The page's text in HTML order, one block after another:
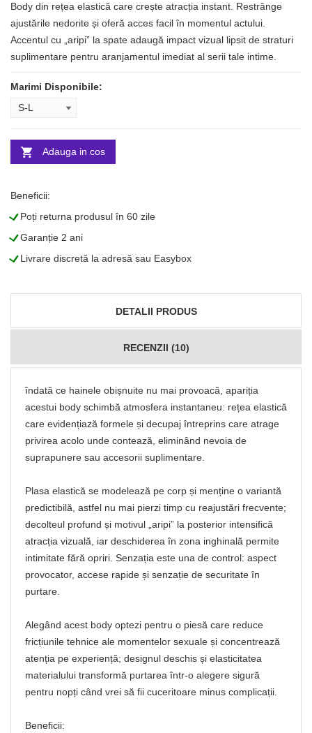
Body din rețea elastică care crește atracția instant. Restrânge
ajustările nedorite și oferă acces facil în momentul actului.
Accentul cu „aripi” la spate adaugă impact vizual lipsit de straturi
suplimentare pentru aranjamentul imediat al serii tale intime.
Marimi Disponibile:
Adauga in cos
Beneficii:
LPoți returna produsul în 60 zile
LGaranție 2 ani
LLivrare discretă la adresă sau Easybox
DETALII PRODUS
RECENZII (10)
îndată ce hainele obișnuite nu mai provoacă, apariția
acestui body schimbă atmosfera instantaneu: rețea elastică
care evidențiază formele și decupaj întreprins care atrage
privirea acolo unde contează, eliminând nevoia de
suprapunere sau accesorii suplimentare.
Plasa elastică se modelează pe corp și menține o variantă
predictibilă, astfel nu mai pierzi timp cu reajustări frecvente;
decolteul profund și motivul „aripi” la posterior intensifică
atracția vizuală, iar deschiderea în zona inghinală permite
intimitate fără opriri. Senzația este una de control: aspect
provocator, accese rapide și senzație de securitate în
purtare.
Alegând acest body optezi pentru o piesă care reduce
fricțiunile tehnice ale momentelor sexuale și concentrează
atenția pe experiență; designul deschis și elasticitatea
materialului transformă purtarea într-o alegere sigură
pentru nopți când vrei să fii cuceritoare minus complicații.
Beneficii: